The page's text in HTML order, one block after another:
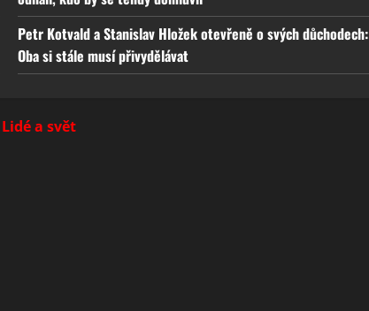
Petr Kotvald a Stanislav Hložek otevřeně o svých důchodech:
Oba si stále musí přivydělávat
Lidé a svět